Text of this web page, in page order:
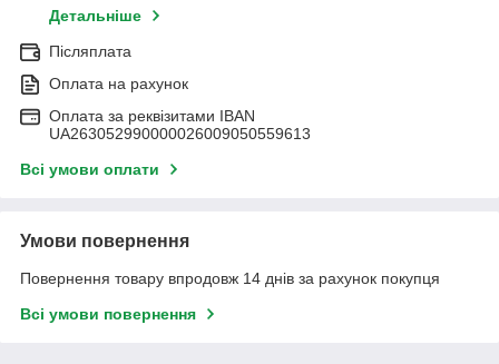
Детальніше
Післяплата
Оплата на рахунок
Оплата за реквізитами IBAN
UA263052990000026009050559613
Всі умови оплати
Умови повернення
Повернення товару впродовж 14 днів за рахунок покупця
Всі умови повернення